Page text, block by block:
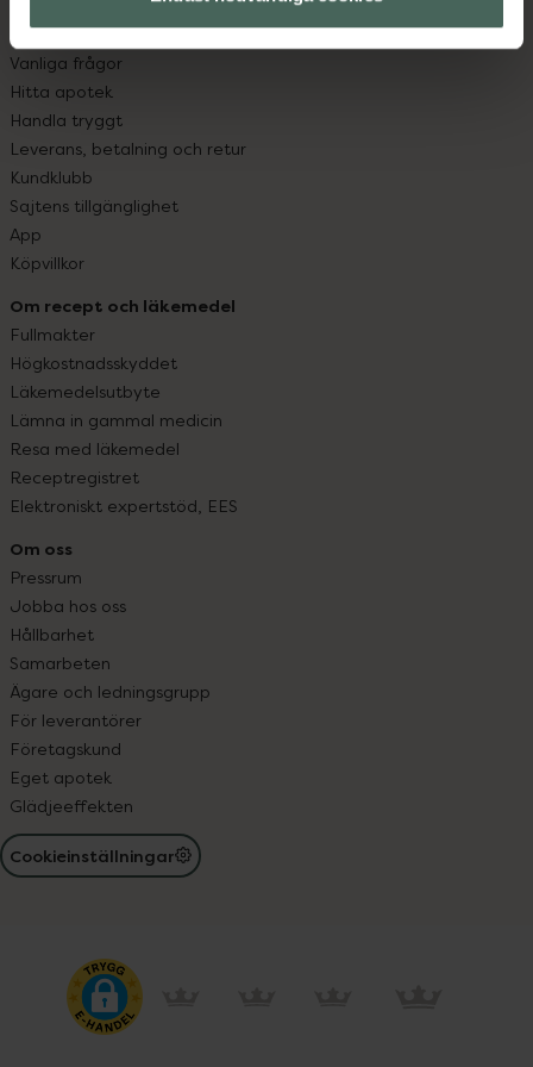
Kontakta oss
Vanliga frågor
Hitta apotek
Handla tryggt
Leverans, betalning och retur
Kundklubb
Sajtens tillgänglighet
App
Köpvillkor
Om recept och läkemedel
Fullmakter
Högkostnadsskyddet
Läkemedelsutbyte
Lämna in gammal medicin
Resa med läkemedel
Receptregistret
Elektroniskt expertstöd, EES
Om oss
Pressrum
Jobba hos oss
Hållbarhet
Samarbeten
Ägare och ledningsgrupp
För leverantörer
Företagskund
Eget apotek
Glädjeeffekten
Cookieinställningar